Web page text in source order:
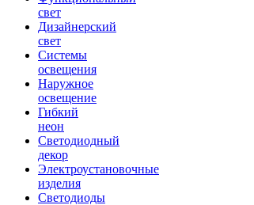
свет
Дизайнерский
свет
Системы
освещения
Наружное
освещение
Гибкий
неон
Светодиодный
декор
Электроустановочные
изделия
Светодиоды